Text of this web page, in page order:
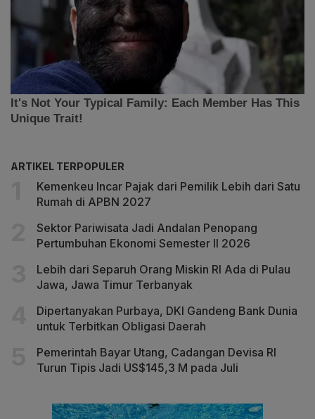
ARTIKEL TERPOPULER
Kemenkeu Incar Pajak dari Pemilik Lebih dari Satu
Rumah di APBN 2027
Sektor Pariwisata Jadi Andalan Penopang
Pertumbuhan Ekonomi Semester II 2026
Lebih dari Separuh Orang Miskin RI Ada di Pulau
Jawa, Jawa Timur Terbanyak
Dipertanyakan Purbaya, DKI Gandeng Bank Dunia
untuk Terbitkan Obligasi Daerah
Pemerintah Bayar Utang, Cadangan Devisa RI
Turun Tipis Jadi US$145,3 M pada Juli